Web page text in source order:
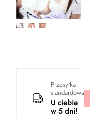
Przesyłka
standardowa
U ciebie
w 5 dni!